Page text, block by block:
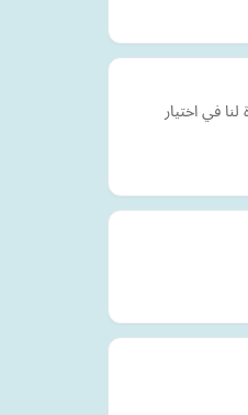
في اختيار